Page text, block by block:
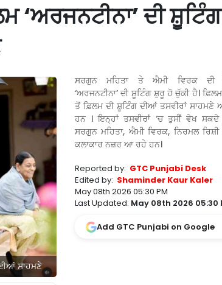
‘ਅਰਜਨਟੀਨਾ’ ਦੀ ਸ਼ੂਟਿੰਗ
ਸਾਹਮਣੇ
ਸਰਗੁਨ ਮਹਿਤਾ ਤੇ ਐਮੀ ਵਿਰਕ ਦੀ
‘ਅਰਜਨਟੀਨਾ’ ਦੀ ਸ਼ੂਟਿੰਗ ਸ਼ੁਰੂ ਹੋ ਚੁੱਕੀ ਹੈ।
ਤੋਂ ਫ਼ਿਲਮ ਦੀ ਸ਼ੂਟਿੰਗ ਦੀਆਂ ਤਸਵੀਰਾਂ
ਹਨ । ਇਨ੍ਹਾਂ ਤਸਵੀਰਾਂ ‘ਚ ਤੁਸੀਂ ਵੇਖ
ਸਰਗੁਨ ਮਹਿਤਾ, ਐਮੀ ਵਿਰਕ, ਨਿਰਮਲ
ਕਲਾਕਾਰ ਨਜ਼ਰ ਆ ਰਹੇ ਹਨ।
Reported by: GTC Punjabi Desk
Edited by: Shaminder Kaur Kaler
May 08th 2026 05:30 PM
Last Updated: May 08th 2026 05:30
Add GTC Punjabi on Google